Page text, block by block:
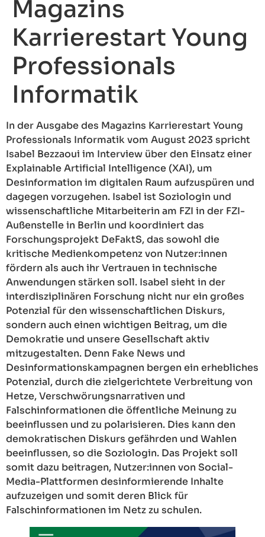
Magazins
Karrierestart Young
Professionals
Informatik
In der Ausgabe des Magazins Karrierestart Young
Professionals Informatik vom August 2023 spricht
Isabel Bezzaoui im Interview über den Einsatz einer
Explainable Artificial Intelligence (XAI), um
Desinformation im digitalen Raum aufzuspüren und
dagegen vorzugehen. Isabel ist Soziologin und
wissenschaftliche Mitarbeiterin am FZI in der FZI-
Außenstelle in Berlin und koordiniert das
Forschungsprojekt DeFaktS, das sowohl die
kritische Medienkompetenz von Nutzer:innen
fördern als auch ihr Vertrauen in technische
Anwendungen stärken soll. Isabel sieht in der
interdisziplinären Forschung nicht nur ein großes
Potenzial für den wissenschaftlichen Diskurs,
sondern auch einen wichtigen Beitrag, um die
Demokratie und unsere Gesellschaft aktiv
mitzugestalten. Denn Fake News und
Desinformationskampagnen bergen ein erhebliches
Potenzial, durch die zielgerichtete Verbreitung von
Hetze, Verschwörungsnarrativen und
Falschinformationen die öffentliche Meinung zu
beeinflussen und zu polarisieren. Dies kann den
demokratischen Diskurs gefährden und Wahlen
beeinflussen, so die Soziologin. Das Projekt soll
somit dazu beitragen, Nutzer:innen von Social-
Media-Plattformen desinformierende Inhalte
aufzuzeigen und somit deren Blick für
Falschinformationen im Netz zu schulen.